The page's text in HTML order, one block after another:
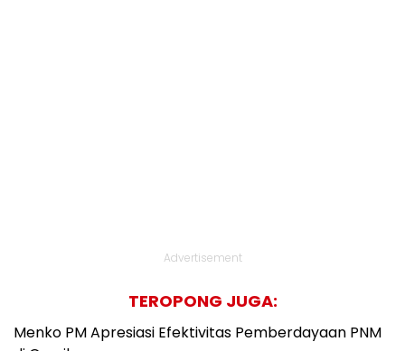
Advertisement
TEROPONG JUGA:
Menko PM Apresiasi Efektivitas Pemberdayaan PNM